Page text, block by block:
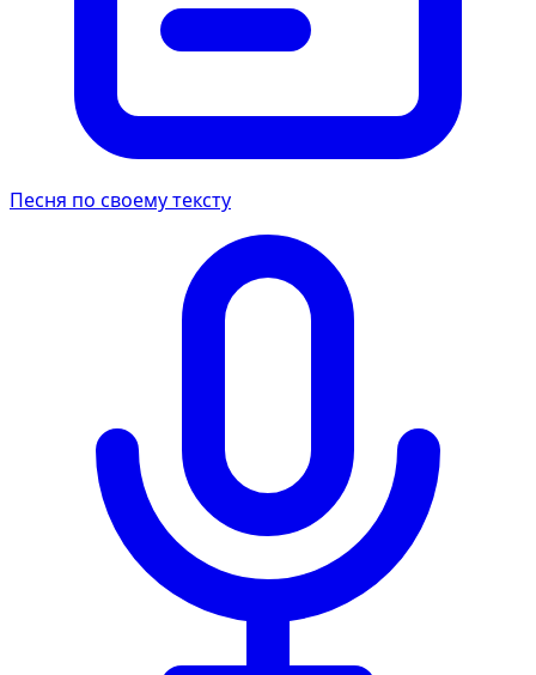
Песня по своему тексту